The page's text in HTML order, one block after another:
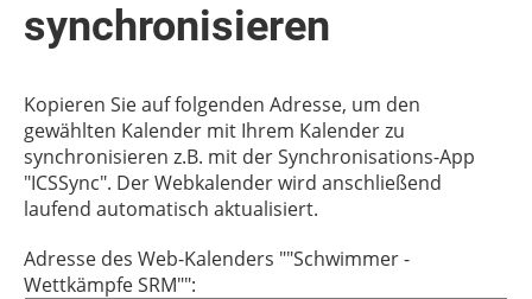
synchronisieren
Kopieren Sie auf folgenden Adresse, um den
gewählten Kalender mit Ihrem Kalender zu
synchronisieren z.B. mit der Synchronisations-App
"ICSSync". Der Webkalender wird anschließend
laufend automatisch aktualisiert.
Adresse des Web-Kalenders ""Schwimmer -
Wettkämpfe SRM"":